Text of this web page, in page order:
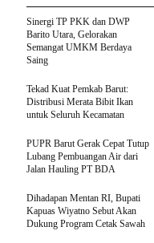
Sinergi TP PKK dan DWP
Barito Utara, Gelorakan
Semangat UMKM Berdaya
Saing
Tekad Kuat Pemkab Barut:
Distribusi Merata Bibit Ikan
untuk Seluruh Kecamatan
PUPR Barut Gerak Cepat Tutup
Lubang Pembuangan Air dari
Jalan Hauling PT BDA
Dihadapan Mentan RI, Bupati
Kapuas Wiyatno Sebut Akan
Dukung Program Cetak Sawah